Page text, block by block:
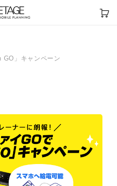
GO」キャンペーン